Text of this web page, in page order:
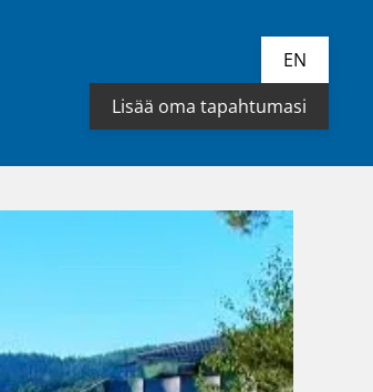
EN
Lisää oma tapahtumasi